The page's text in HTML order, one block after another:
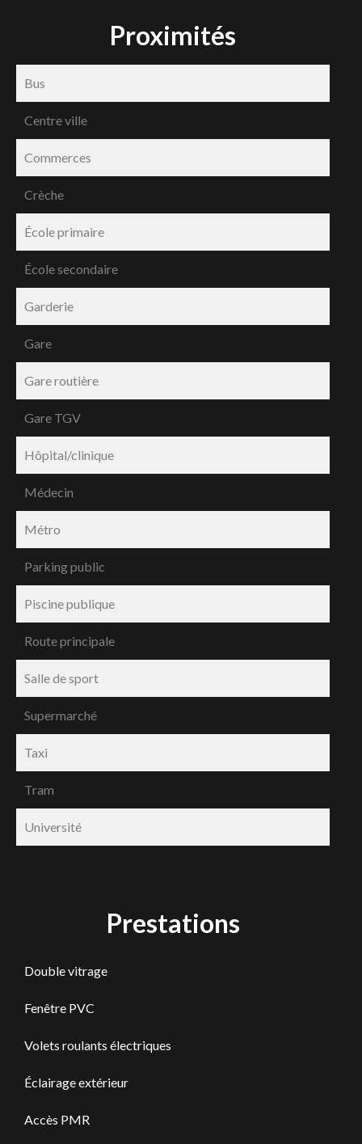
Proximités
Bus
Centre ville
Commerces
Crèche
École primaire
École secondaire
Garderie
Gare
Gare routière
Gare TGV
Hôpital/clinique
Médecin
Métro
Parking public
Piscine publique
Route principale
Salle de sport
Supermarché
Taxi
Tram
Université
Prestations
Double vitrage
Fenêtre PVC
Volets roulants électriques
Éclairage extérieur
Accès PMR